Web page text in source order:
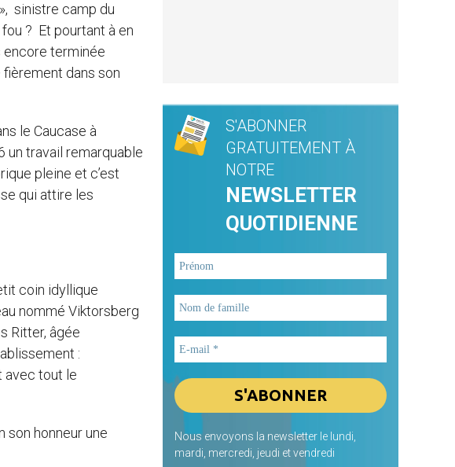
sinistre camp du
? Et pourtant à en
encore terminée
fièrement dans son
le Caucase à
un travail remarquable
pleine et c’est
qui attire les
coin idyllique
nommé Viktorsberg
Ritter, âgée
:
avec tout le
son honneur une
S'ABONNER
GRATUITEMENT À
NOTRE
NEWSLETTER
QUOTIDIENNE
Nous envoyons la newsletter le lundi,
mardi, mercredi, jeudi et vendredi